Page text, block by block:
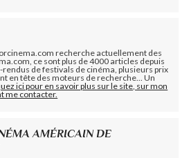
recherche actuellement des
ce sont plus de 4000 articles depuis
de festivals de cinéma, plusieurs prix
en tête des moteurs de recherche... Un
ici pour en savoir plus sur le site, sur mon
me contacter.
AMÉRICAIN DE